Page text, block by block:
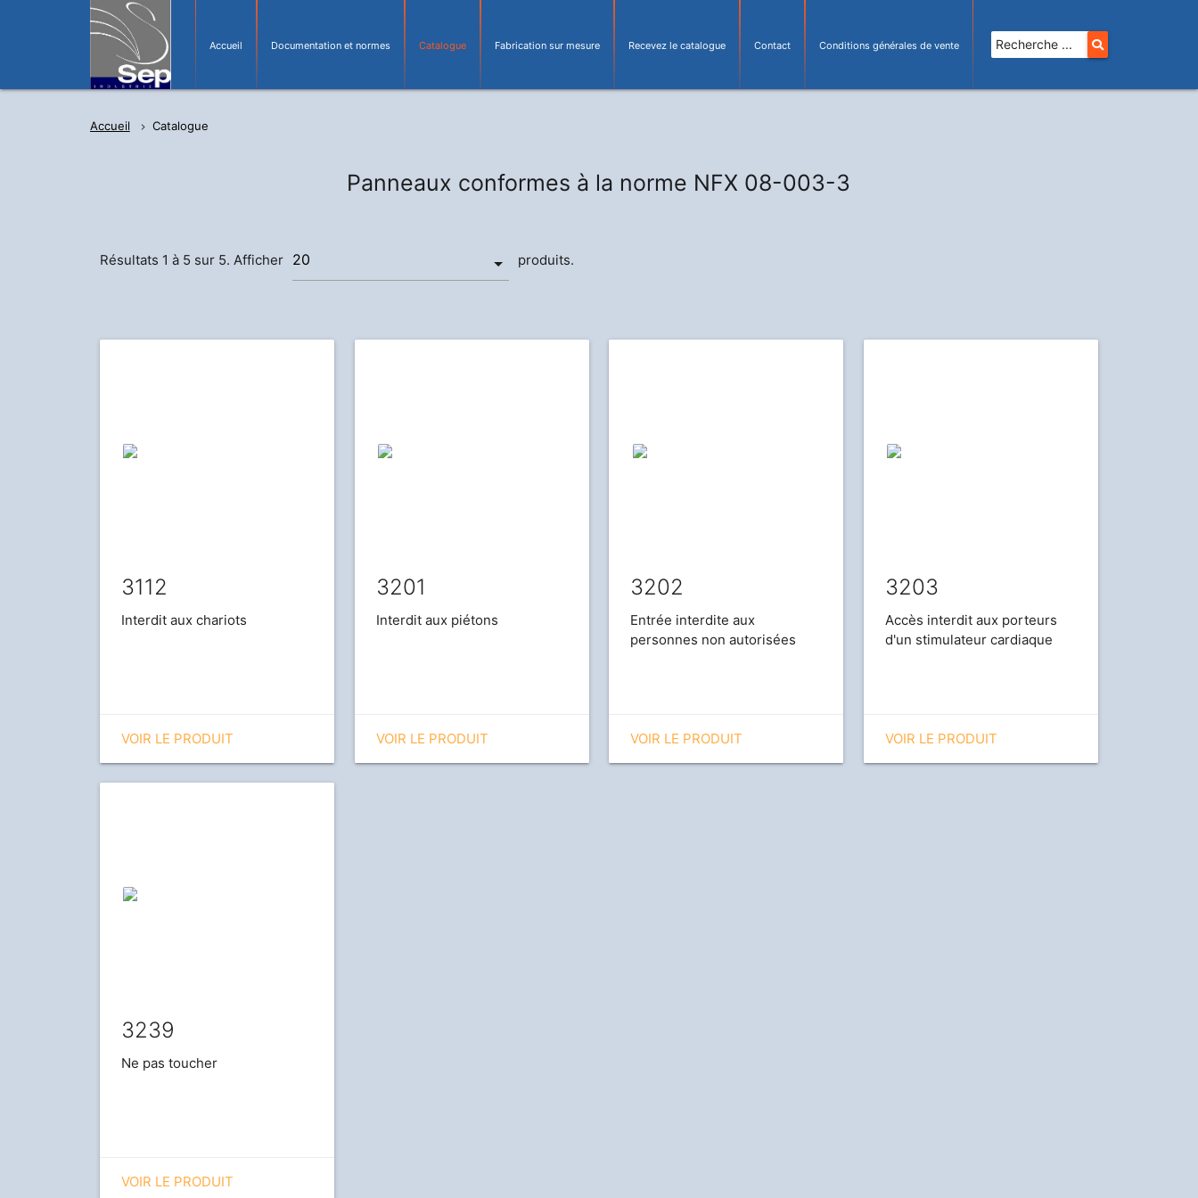
Accueil Documentation et normes Catalogue Fabrication sur mesure Recevez le catalogue Contact Conditions générales de vente
Accueil Catalogue
Panneaux conformes à la norme NFX 08-003-3
Résultats 1 à 5 sur 5. Afficher produits.
3112
Interdit aux chariots
VOIR LE PRODUIT
3201
Interdit aux piétons
VOIR LE PRODUIT
3202
Entrée interdite aux
personnes non autorisées
VOIR LE PRODUIT
3203
Accès interdit aux porteurs
d'un stimulateur cardiaque
VOIR LE PRODUIT
3239
Ne pas toucher
VOIR LE PRODUIT